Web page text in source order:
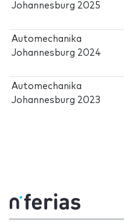
Johannesburg 2025
Automechanika
Johannesburg 2024
Automechanika
Johannesburg 2023